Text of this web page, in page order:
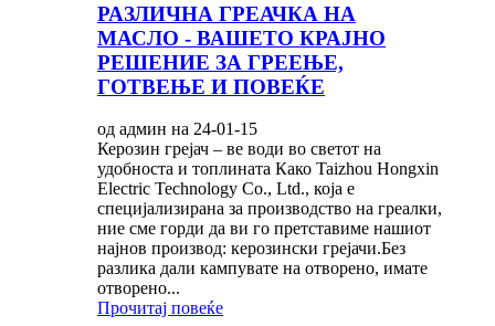
РАЗЛИЧНА ГРЕАЧКА НА
МАСЛО - ВАШЕТО КРАЈНО
РЕШЕНИЕ ЗА ГРЕЕЊЕ,
ГОТВЕЊЕ И ПОВЕЌЕ
од админ на 24-01-15
Керозин грејач – ве води во светот на
удобноста и топлината Како Taizhou Hongxin
Electric Technology Co., Ltd., која е
специјализирана за производство на греалки,
ние сме горди да ви го претставиме нашиот
најнов производ: керозински грејачи.Без
разлика дали кампувате на отворено, имате
отворено...
Прочитај повеќе